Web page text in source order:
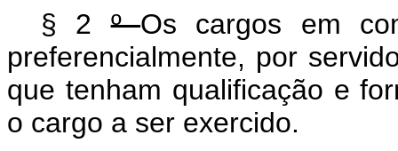
§ 2ºOs cargos em
preferencialmente, por
que tenham qualificação e
o cargo a ser exercido.